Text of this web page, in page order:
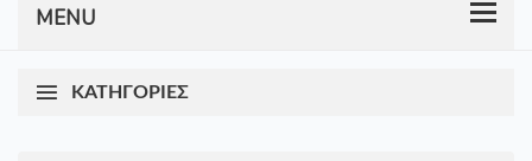
ΚΑΤΗΓΟΡΊΕΣ